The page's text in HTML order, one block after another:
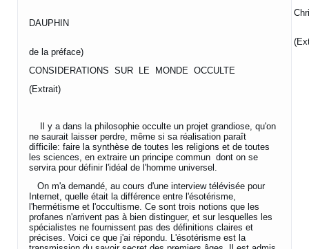
DAUPHIN
de la préface)
CONSIDERATIONS SUR LE MONDE OCCULTE
(Extrait)
Il y a dans la philosophie occulte un projet grandiose, qu'on
ne saurait laisser perdre, même si sa réalisation paraît
difficile: faire la synthèse de toutes les religions et de toutes
les sciences, en extraire un principe commun dont on se
servira pour définir l'idéal de l'homme universel.
On m'a demandé, au cours d'une interview télévisée pour
Internet, quelle était la différence entre l'ésotérisme,
l'hermétisme et l'occultisme. Ce sont trois notions que les
profanes n'arrivent pas à bien distinguer, et sur lesquelles les
spécialistes ne fournissent pas des définitions claires et
précises. Voici ce que j'ai répondu. L'ésotérisme est la